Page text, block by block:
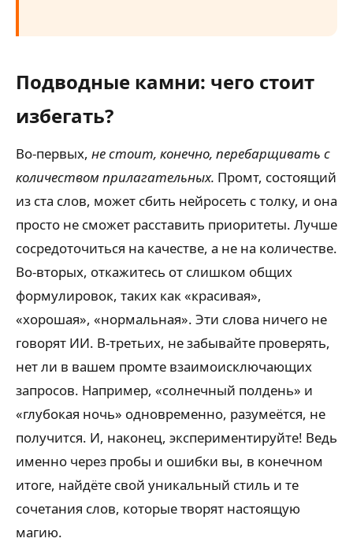
Подводные камни: чего стоит
избегать?
Во-первых, не стоит, конечно, перебарщивать с
количеством прилагательных. Промт, состоящий
из ста слов, может сбить нейросеть с толку, и она
просто не сможет расставить приоритеты. Лучше
сосредоточиться на качестве, а не на количестве.
Во-вторых, откажитесь от слишком общих
формулировок, таких как «красивая»,
«хорошая», «нормальная». Эти слова ничего не
говорят ИИ. В-третьих, не забывайте проверять,
нет ли в вашем промте взаимоисключающих
запросов. Например, «солнечный полдень» и
«глубокая ночь» одновременно, разумеётся, не
получится. И, наконец, экспериментируйте! Ведь
именно через пробы и ошибки вы, в конечном
итоге, найдёте свой уникальный стиль и те
сочетания слов, которые творят настоящую
магию.